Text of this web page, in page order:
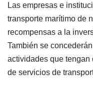
Las empresas e
transporte marítimo de
recompensas a la
También se
actividades que tengan
de servicios de